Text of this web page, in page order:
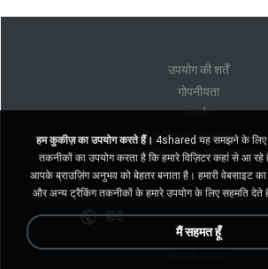
उपयोग की शर्तें
गोपनीयता
समर्थन
मेरी व्यक्तिगत जानकारी न बेचें
मेरी व्यक्तिगत जानकारी साझा न
हिंदी
हम कुकीज़ का उपयोग करते हैं। 4shared यह समझने के
तकनीकों का उपयोग करता है कि हमारे विज़िटर कहां से आ रहे
आपके ब्राउज़िंग अनुभव को बेहतर बनाता है। हमारी वेबसाइट
और अन्य ट्रैकिंग तकनीकों के हमारे उपयोग के लिए सहमति देते
मैं सहमत हूँ